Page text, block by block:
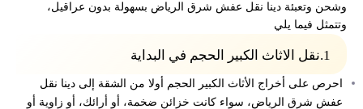
وشحن وتعبئة دينا نقل عفش شرق الرياض بسهولة بدون عراقيل،
وتتمثل فيما يلي
1.نقل الاثاث الكبير الحجم في البداية
احرص على أخراج الأثاث الكبير الحجم أولا من الشقة إلى دينا نقل
عفش شرق الرياض، سواء كانت خزائن ضخمة، أو أرائك، أو زاوية أو